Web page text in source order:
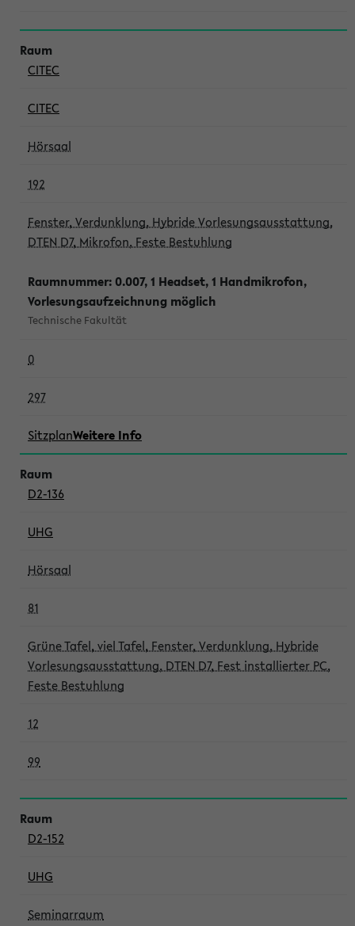
CITEC
CITEC
Hörsaal
192
Fenster, Verdunklung, Hybride Vorlesungsausstattung,
DTEN D7, Mikrofon, Feste Bestuhlung
Raumnummer: 0.007, 1 Headset, 1 Handmikrofon,
Vorlesungsaufzeichnung möglich
Technische Fakultät
0
297
SitzplanWeitere Info
D2-136
UHG
Hörsaal
81
Grüne Tafel, viel Tafel, Fenster, Verdunklung, Hybride
Vorlesungsausstattung, DTEN D7, Fest installierter PC,
Feste Bestuhlung
12
99
D2-152
UHG
Seminarraum